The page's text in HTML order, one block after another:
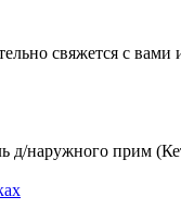
свяжется с вами
д/наружного прим